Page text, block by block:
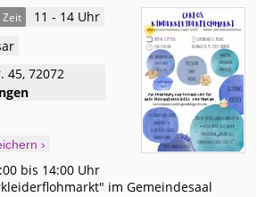
Zeit 11 - 14 Uhr
45, 72072
›
bis 14:00 Uhr
im Gemeindesaal